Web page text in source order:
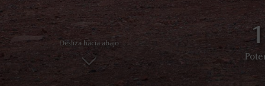
Sistema
6
Desliza hacia abajo